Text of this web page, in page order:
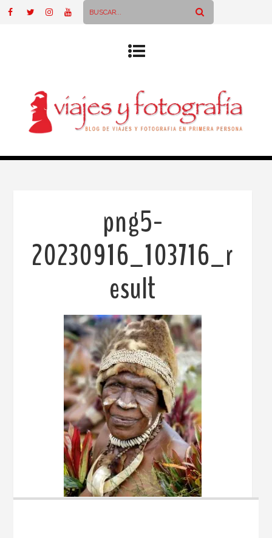
png5-
20230916_103716_r
esult